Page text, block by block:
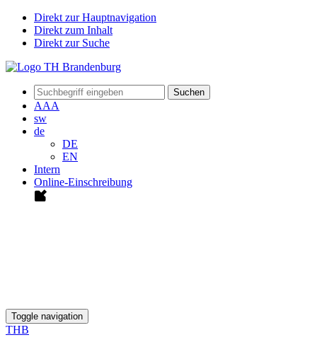
Direkt zur Hauptnavigation
Direkt zum Inhalt
Direkt zur Suche
Suchen
AAA
sw
de
DE
EN
Intern
Online-Einschreibung
Toggle navigation
THB